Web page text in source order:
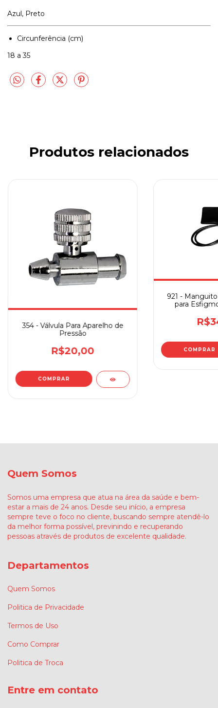
Azul, Preto
Circunferência (cm)
18 a 35
Produtos relacionados
354 - Válvula Para Aparelho de
Pressão
R$20,00
921 -
para
Quem Somos
Somos uma empresa que atua na área da saúde e bem-
estar a mais de 24 anos. Desde seu início, a empresa
sempre teve o foco no cliente, buscando sempre atendê-lo
da melhor forma possível, previnindo e recuperando
pessoas através de produtos de excelente qualidade.
Departamentos
Quem Somos
Politica de Privacidade
Termos de Uso
Como Comprar
Politica de Troca
Entre em contato